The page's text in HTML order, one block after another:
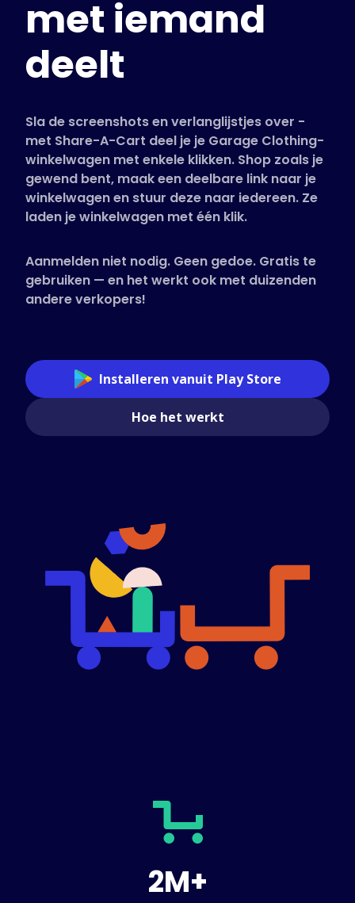
Ondersteunde winkels
Nederlands (Dutch)
met iemand
deelt
Sla de screenshots en verlanglijstjes over -
met Share-A-Cart deel je je Garage Clothing-
winkelwagen met enkele klikken. Shop zoals je
gewend bent, maak een deelbare link naar je
winkelwagen en stuur deze naar iedereen. Ze
laden je winkelwagen met één klik.
Aanmelden niet nodig. Geen gedoe. Gratis te
gebruiken — en het werkt ook met duizenden
andere verkopers!
Installeren vanuit Play Store
Hoe het werkt
2M+